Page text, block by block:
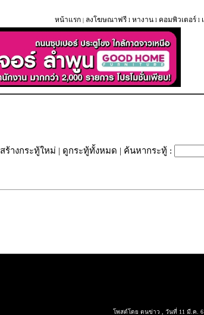
หน้าแรก | ลงโฆษณาฟรี l หางาน l คอมพิวเตอร์ l
สร้างกระทู้ใหม่ | ดูกระทู้ทั้งหมด | ค้นหากระทู้ :
โพสต์โดย ตนข่าว , วันที่ 11 มี.ค.